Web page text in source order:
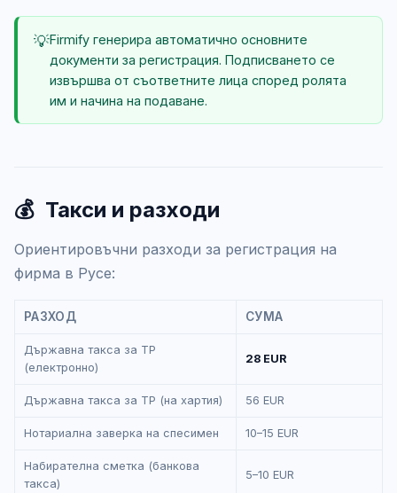
💡Firmify генерира автоматично основните
документи за регистрация. Подписването се
извършва от съответните лица според ролята
им и начина на подаване.
💰 Такси и разходи
Ориентировъчни разходи за регистрация на
фирма в Русе:
РАЗХОД СУМА
Държавна такса за ТР
(електронно)
28 EUR
Държавна такса за ТР (на хартия) 56 EUR
Нотариална заверка на спесимен 10–15 EUR
Набирателна сметка (банкова
такса)
5–10 EUR